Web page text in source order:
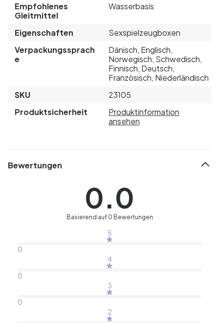
Empfohlenes
Gleitmittel
Wasserbasis
Eigenschaften
Sexspielzeugboxen
Verpackungssprach
e
Dänisch, Englisch,
Norwegisch, Schwedisch,
Finnisch, Deutsch,
Französisch, Niederländisch
SKU
23105
Produktsicherheit
Produktinformation
ansehen
Bewertungen
0.0
Basierend auf 0 Bewertungen
5
0
4
0
3
0
2